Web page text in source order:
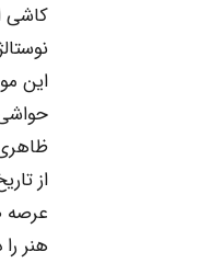
کاشی
این
از
عرصه
هنر